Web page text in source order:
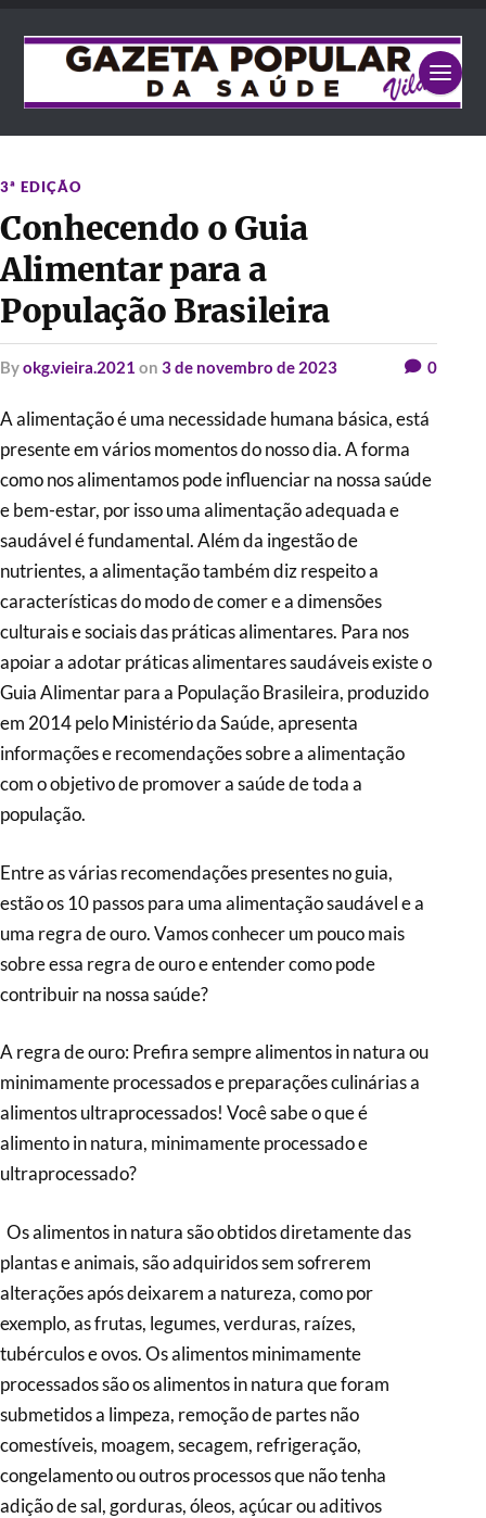
3ª EDIÇÃO
Conhecendo o Guia
Alimentar para a
População Brasileira
byokg.vieira.2021 on 3 de novembro de 2023 0
A alimentação é uma necessidade humana básica, está
presente em vários momentos do nosso dia. A forma
como nos alimentamos pode influenciar na nossa saúde
e bem-estar, por isso uma alimentação adequada e
saudável é fundamental. Além da ingestão de
nutrientes, a alimentação também diz respeito a
características do modo de comer e a dimensões
culturais e sociais das práticas alimentares. Para nos
apoiar a adotar práticas alimentares saudáveis existe o
Guia Alimentar para a População Brasileira, produzido
em 2014 pelo Ministério da Saúde, apresenta
informações e recomendações sobre a alimentação
com o objetivo de promover a saúde de toda a
população.
Entre as várias recomendações presentes no guia,
estão os 10 passos para uma alimentação saudável e a
uma regra de ouro. Vamos conhecer um pouco mais
sobre essa regra de ouro e entender como pode
contribuir na nossa saúde?
A regra de ouro: Prefira sempre alimentos in natura ou
minimamente processados e preparações culinárias a
alimentos ultraprocessados! Você sabe o que é
alimento in natura, minimamente processado e
ultraprocessado?
Os alimentos in natura são obtidos diretamente das
plantas e animais, são adquiridos sem sofrerem
alterações após deixarem a natureza, como por
exemplo, as frutas, legumes, verduras, raízes,
tubérculos e ovos. Os alimentos minimamente
processados são os alimentos in natura que foram
submetidos a limpeza, remoção de partes não
comestíveis, moagem, secagem, refrigeração,
congelamento ou outros processos que não tenha
adição de sal, gorduras, óleos, açúcar ou aditivos